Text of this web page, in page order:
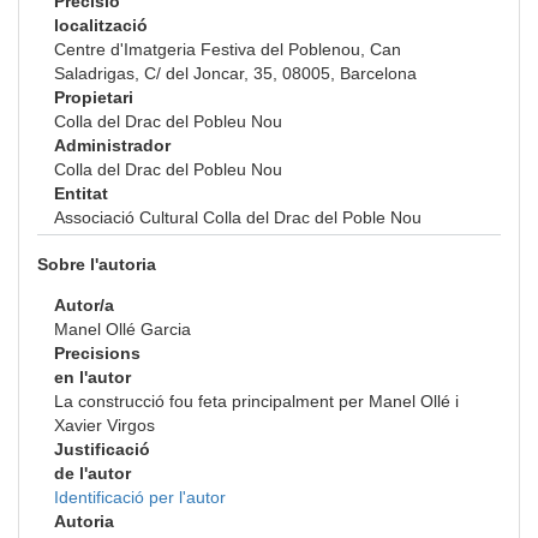
localització
Centre d'Imatgeria Festiva del Poblenou, Can
Saladrigas, C/ del Joncar, 35, 08005, Barcelona
Propietari
Colla del Drac del Pobleu Nou
Administrador
Colla del Drac del Pobleu Nou
Entitat
Associació Cultural Colla del Drac del Poble Nou
Sobre l'autoria
Autor/a
Manel Ollé Garcia
Precisions
en l'autor
La construcció fou feta principalment per Manel Ollé i
Xavier Virgos
Justificació
de l'autor
Identificació per l'autor
Autoria